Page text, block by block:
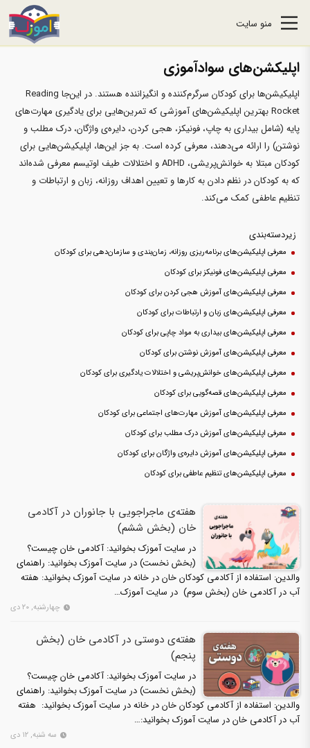
منو سایت
اپلیکشن‌های سوادآموزی
اپلیکیشن‌ها برای کودکان سرگرم‌کننده و انگیزاننده هستند. در این‌جا Reading
Rocket بهترین اپلیکیشن‌های آموزشی که تمرین‌هایی برای یادگیری مهارت‌های
پایه (شامل بیداری به چاپ، فونیکز، هجی کردن، دایره‌ی واژگان، درک مطلب و
نوشتن) را ارائه می‌دهند، معرفی کرده است. به جز این‌ها، اپلیکیشن‌هایی برای
کودکان مبتلا به خوانش‌پریشی، ADHD و اختلالات طیف اوتیسم معرفی شده‌اند
که به کودکان در نظم دادن به کارها و تعیین اهداف روزانه، زبان و ارتباطات و
تنظیم عاطفی کمک می‌کند.
زیردسته‌بندی
معرفی اپلیکیشن‌های برنامه‌ریزی روزانه، زمان‌بندی و سازمان‌دهی برای کودکان
معرفی اپلیکیشن‌های فونیکز برای کودکان
معرفی اپلیکیشن‌های آموزش هجی کردن برای کودکان
معرفی اپلیکیشن‌های زبان و ارتباطات برای کودکان
معرفی اپلیکیشن‌های بیداری به مواد چاپی برای کودکان
معرفی اپلیکیشن‌های آموزش نوشتن برای کودکان
معرفی اپلیکیشن‌های خوانش‌پریشی و اختلالات یادگیری برای کودکان
معرفی اپلیکیشن‌های قصه‌گویی برای کودکان
معرفی اپلیکیشن‌های آموزش مهارت‌های اجتماعی برای کودکان
معرفی اپلیکیشن‌های آموزش درک مطلب برای کودکان
معرفی اپلیکیشن‌های آموزش دایره‌ی واژگان برای کودکان
معرفی اپلیکیشن‌های تنظیم عاطفی برای کودکان
هفته‌ی ماجراجویی با جانوران در آکادمی
خان (بخش ششم)
در سایت آموزک بخوانید: آکادمی خان چیست؟
(بخش نخست) در سایت آموزک بخوانید: راهنمای
والدین: استفاده از آکادمی کودکان خان در خانه در سایت آموزک بخوانید: هفته
آب در آکادمی خان (بخش سوم) در سایت آموزک…
چهارشنبه, ۲۰ دی
هفته‌ی دوستی در آکادمی خان (بخش
پنجم)
در سایت آموزک بخوانید: آکادمی خان چیست؟
(بخش نخست) در سایت آموزک بخوانید: راهنمای
والدین: استفاده از آکادمی کودکان خان در خانه در سایت آموزک بخوانید: هفته
آب در آکادمی خان در سایت آموزک بخوانید:…
سه شنبه, ۱۲ دی